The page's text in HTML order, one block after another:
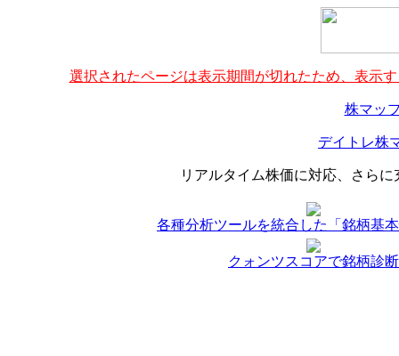
選択されたページは表示期間が切れたため、表示
株マッ
デイトレ株
リアルタイム株価に対応、さら
各種分析ツールを統合した「銘柄基
クォンツスコアで銘柄診断